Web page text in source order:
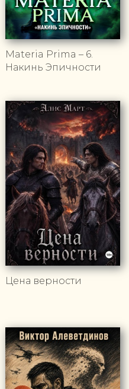
Materia Prima – 6.
Накинь Эпичности
Цена верности